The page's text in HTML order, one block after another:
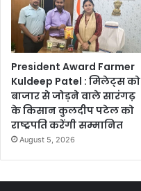
President Award Farmer
Kuldeep Patel : मिलेट्स को
बाजार से जोड़ने वाले सारंगढ़
के किसान कुलदीप पटेल को
राष्ट्रपति करेंगी सम्मानित
August 5, 2026